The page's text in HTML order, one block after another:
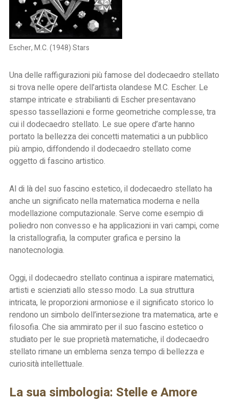
Escher, M.C. (1948) Stars
Una delle raffigurazioni più famose del dodecaedro stellato
si trova nelle opere dell’artista olandese M.C. Escher. Le
stampe intricate e strabilianti di Escher presentavano
spesso tassellazioni e forme geometriche complesse, tra
cui il dodecaedro stellato. Le sue opere d’arte hanno
portato la bellezza dei concetti matematici a un pubblico
più ampio, diffondendo il dodecaedro stellato come
oggetto di fascino artistico.
Al di là del suo fascino estetico, il dodecaedro stellato ha
anche un significato nella matematica moderna e nella
modellazione computazionale. Serve come esempio di
poliedro non convesso e ha applicazioni in vari campi, come
la cristallografia, la computer grafica e persino la
nanotecnologia.
Oggi, il dodecaedro stellato continua a ispirare matematici,
artisti e scienziati allo stesso modo. La sua struttura
intricata, le proporzioni armoniose e il significato storico lo
rendono un simbolo dell’intersezione tra matematica, arte e
filosofia. Che sia ammirato per il suo fascino estetico o
studiato per le sue proprietà matematiche, il dodecaedro
stellato rimane un emblema senza tempo di bellezza e
curiosità intellettuale.
La sua simbologia: Stelle e Amore